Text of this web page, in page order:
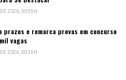
2026, 00:55H
prazos e remarca provas em concurso
vagas
2026, 00:55H